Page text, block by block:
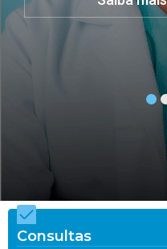
Consultas